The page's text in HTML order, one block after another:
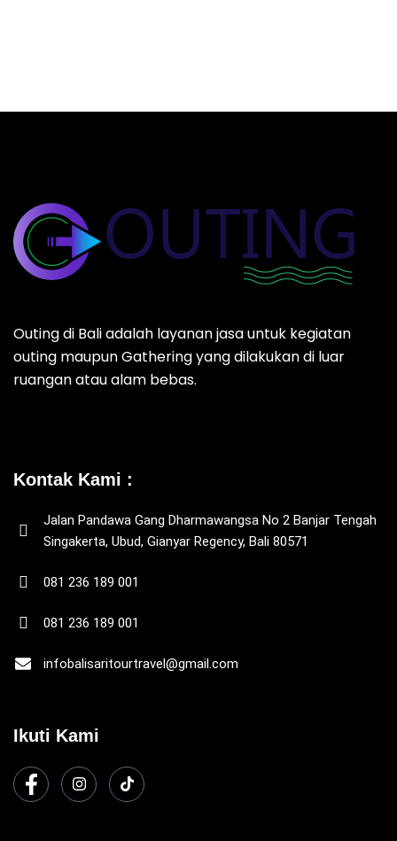
Outing di Bali adalah layanan jasa untuk kegiatan
outing maupun Gathering yang dilakukan di luar
ruangan atau alam bebas.
Kontak Kami :
Jalan Pandawa Gang Dharmawangsa No 2 Banjar Tengah
Singakerta, Ubud, Gianyar Regency, Bali 80571
081 236 189 001
081 236 189 001
infobalisaritourtravel@gmail.com
Ikuti Kami